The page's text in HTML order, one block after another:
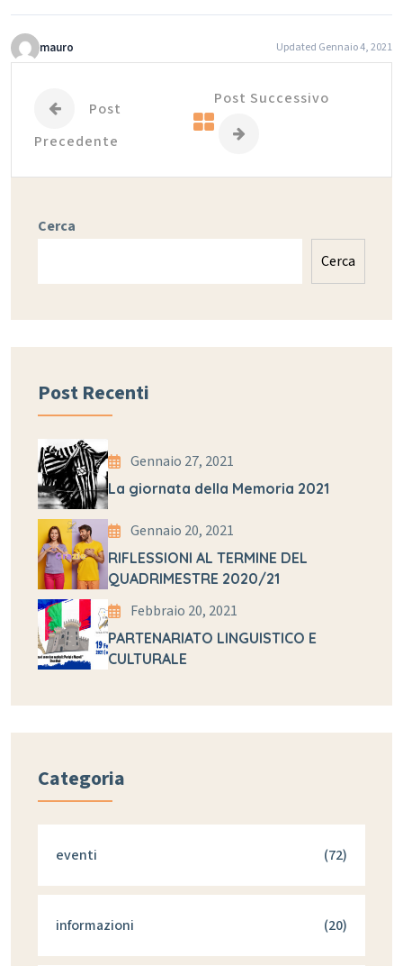
mauro Updated Gennaio 4, 2021
Post
Precedente
Post Successivo
Cerca
Cerca
Post Recenti
Gennaio 27, 2021
La giornata della Memoria 2021
Gennaio 20, 2021
RIFLESSIONI AL TERMINE DEL
QUADRIMESTRE 2020/21
Febbraio 20, 2021
PARTENARIATO LINGUISTICO E
CULTURALE
Categoria
eventi (72)
informazioni (20)